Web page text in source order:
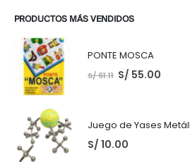
PRODUCTOS MÁS VENDIDOS
PONTE MOSCA
S/61.11 S/ 55.00
S/ 10.00